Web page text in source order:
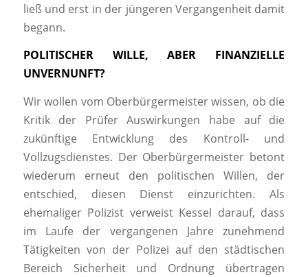
ließ und erst in der jüngeren Vergangenheit damit
begann.
POLITISCHER WILLE, ABER FINANZIELLE
UNVERNUNFT?
Wir wollen vom Oberbürgermeister wissen, ob die
Kritik der Prüfer Auswirkungen habe auf die
zukünftige Entwicklung des Kontroll- und
Vollzugsdienstes. Der Oberbürgermeister betont
wiederum erneut den politischen Willen, der
entschied, diesen Dienst einzurichten. Als
ehemaliger Polizist verweist Kessel darauf, dass
im Laufe der vergangenen Jahre zunehmend
Tätigkeiten von der Polizei auf den städtischen
Bereich Sicherheit und Ordnung übertragen